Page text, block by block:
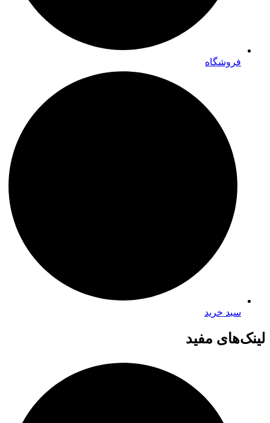
فروشگاه
سبد خرید
لینک‌های مفید